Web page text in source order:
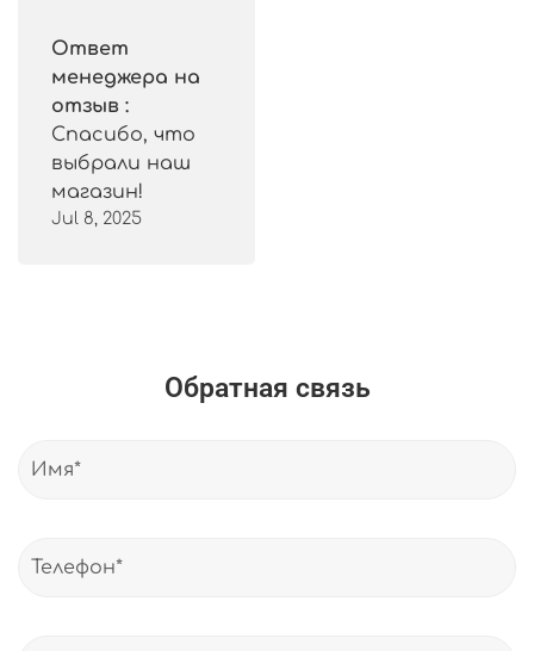
Ответ
менеджера на
отзыв :
Спасибо, что
выбрали наш
магазин!
Jul 8, 2025
Обратная связь